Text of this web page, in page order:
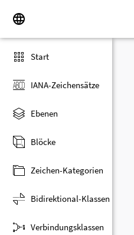
Start
IANA-Zeichensätze
Ebenen
Blöcke
Zeichen-Kategorien
Bidirektional-Klassen
Verbindungsklassen